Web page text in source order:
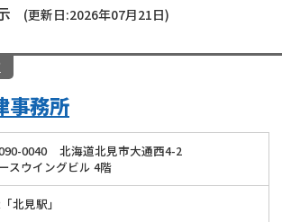
(更新日:2026年07月21日)
事務所
-0040
北海道北見市大通西4-2
スウイングビル 4階
北見駅」